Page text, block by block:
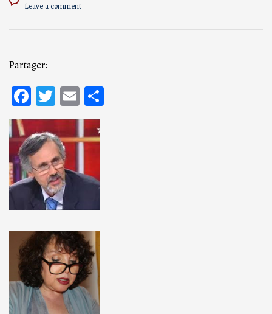
Leave a comment
Partager:
Facebook
Twitter
Email